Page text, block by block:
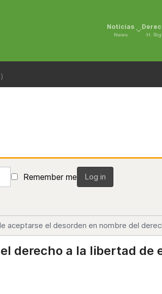
Noticias
News H.
Remember me Log in
aceptarse el desorden en nombre del
derecho a la libertad de